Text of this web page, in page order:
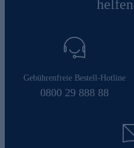
Gebührenfreie Bestell-Hotline
0800 29 888 88